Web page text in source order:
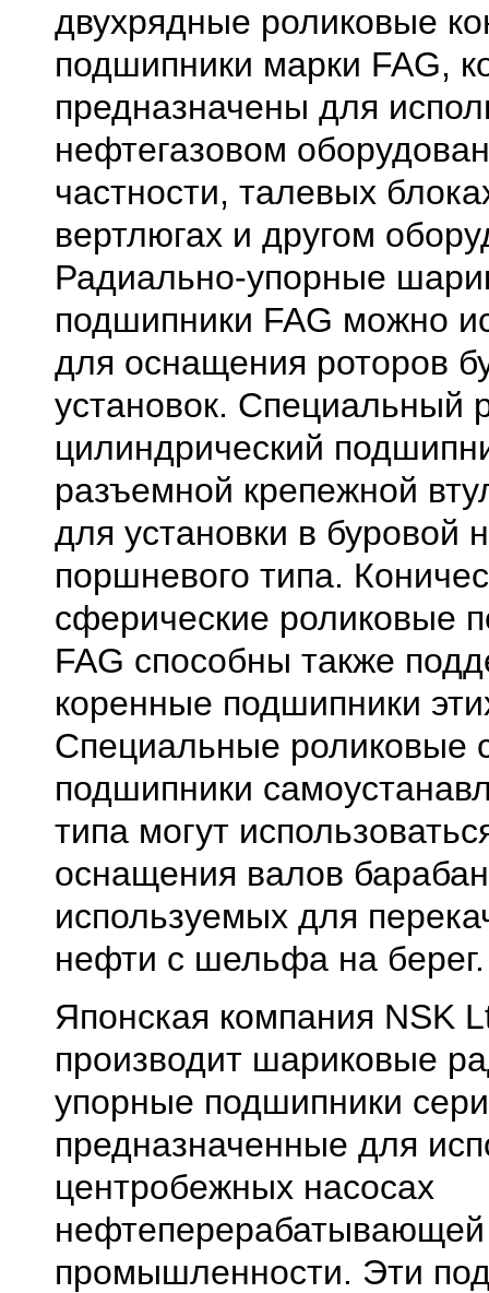
двухрядные роликовые
подшипники марки FAG,
предназначены для
нефтегазовом
частности, талевых
вертлюгах и другом
Радиально-упорные
подшипники FAG можно
для оснащения роторов
установок. Специальный
цилиндрический
разъемной крепежной
для установки в буровой
поршневого типа.
сферические роликовые
FAG способны также
коренные подшипники
Специальные роликовые
подшипники
типа могут
оснащения валов
используемых для
нефти с шельфа на берег.
Японская компания NSK
производит шариковые
упорные подшипники
предназначенные для
центробежных насосах
нефтеперерабатывающей
промышленности. Эти